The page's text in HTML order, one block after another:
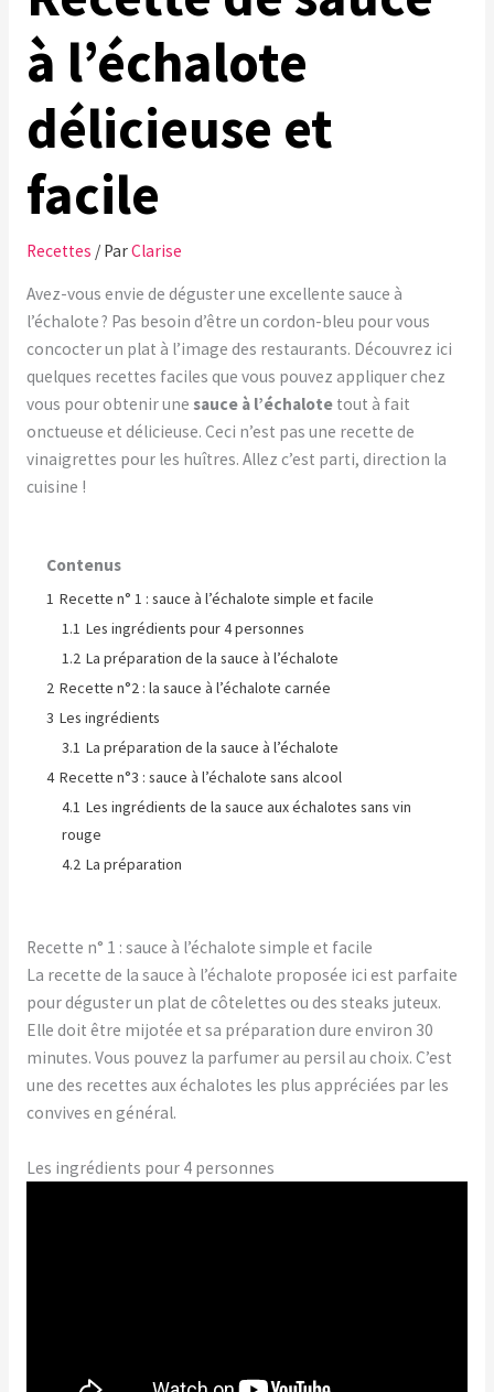
à l’échalote
délicieuse et
facile
Recettes / ParClarise
Avez-vous envie de déguster une excellente sauce à
l’échalote ? Pas besoin d’être un cordon-bleu pour vous
concocter un plat à l’image des restaurants. Découvrez ici
quelques recettes faciles que vous pouvez appliquer chez
vous pour obtenir une sauce à l’échalotetout à fait
onctueuse et délicieuse. Ceci n’est pas une recette de
vinaigrettes pour les huîtres. Allez c’est parti, direction la
cuisine !
Contenus
1 Recette n° 1 : sauce à l’échalote simple et facile
1.1 Les ingrédients pour 4 personnes
1.2 La préparation de la sauce à l’échalote
2 Recette n°2 : la sauce à l’échalote carnée
3 Les ingrédients
3.1 La préparation de la sauce à l’échalote
4 Recette n°3 : sauce à l’échalote sans alcool
4.1 Les ingrédients de la sauce aux échalotes sans vin
rouge
4.2 La préparation
Recette n° 1 : sauce à l’échalote simple et facile
La recette de la sauce à l’échalote proposée ici est parfaite
pour déguster un plat de côtelettes ou des steaks juteux.
Elle doit être mijotée et sa préparation dure environ 30
minutes. Vous pouvez la parfumer au persil au choix. C’est
une des recettes aux échalotes les plus appréciées par les
convives en général.
Les ingrédients pour 4 personnes